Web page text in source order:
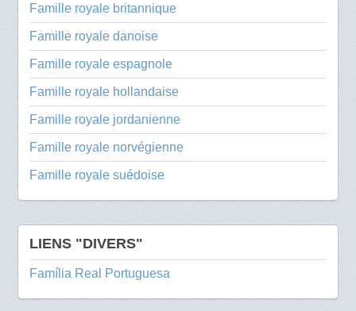
Famille royale britannique
Famille royale danoise
Famille royale espagnole
Famille royale hollandaise
Famille royale jordanienne
Famille royale norvégienne
Famille royale suédoise
LIENS "DIVERS"
Família Real Portuguesa